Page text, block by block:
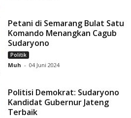
Petani di Semarang Bulat Satu
Komando Menangkan Cagub
Sudaryono
Politik
Muh - 04 Juni 2024
Politisi Demokrat: Sudaryono
Kandidat Gubernur Jateng
Terbaik